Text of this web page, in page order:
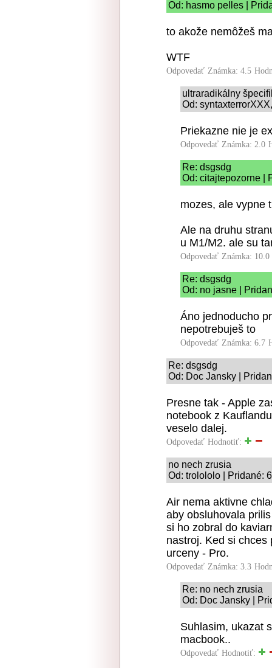
Od: hasmo pelles |
to akože nemôžeš
WTF
Odpovedať Známka: 4.5
ultraradikálny
Od:
Priekazne nie je
Odpovedať Známka: 2.0
Re: dsgsdg
Od: citajtepozorne |
mozes, ale vypne
Ale na druhu
u M1/M2. ale su
Odpovedať Známka: 10.0
Re: dsgsdg
Od: no jasne |
Áno jednoducho
nepotrebuješ to
Odpovedať Známka: 6.7
Re: dsgsdg
Od: Doc Jansky |
Presne tak - Apple
notebook z
veselo dalej.
Odpovedať Hodnotiť:
no nech zrusia
Od: trolololo | Pridané:
Air nema aktivne
aby obsluhovala
si ho zobral do
nastroj. Ked si chces
urceny - Pro.
Odpovedať Známka: 3.3
Re: no nech zrusia
Od: Doc Jansky |
Suhlasim, ukazat
macbook..
Odpovedať Hodnotiť: